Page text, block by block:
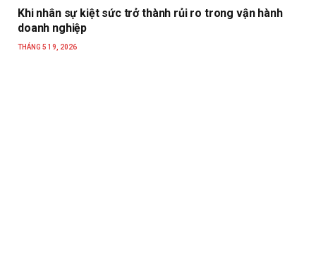
Khi nhân sự kiệt sức trở thành rủi ro trong vận hành
doanh nghiệp
THÁNG 5 19, 2026